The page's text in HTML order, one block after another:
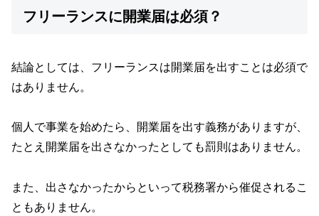
フリーランスに開業届は必須？
結論としては、フリーランスは開業届を出すことは必須で
はありません。
個人で事業を始めたら、開業届を出す義務がありますが、
たとえ開業届を出さなかったとしても罰則はありません。
また、出さなかったからといって税務署から催促されるこ
ともありません。